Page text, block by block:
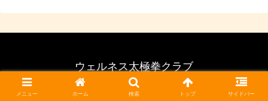
ウェルネス太極拳クラブ
© 2022 ウェルネス太極拳クラブ.
メニュー ホーム 検索 トップ サイドバー